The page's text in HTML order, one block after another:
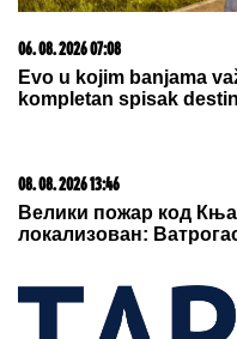
06. 08. 2026 07:08
Evo u kojim banjama
kompletan spisak
08. 08. 2026 13:46
Велики пожар код
локализован: